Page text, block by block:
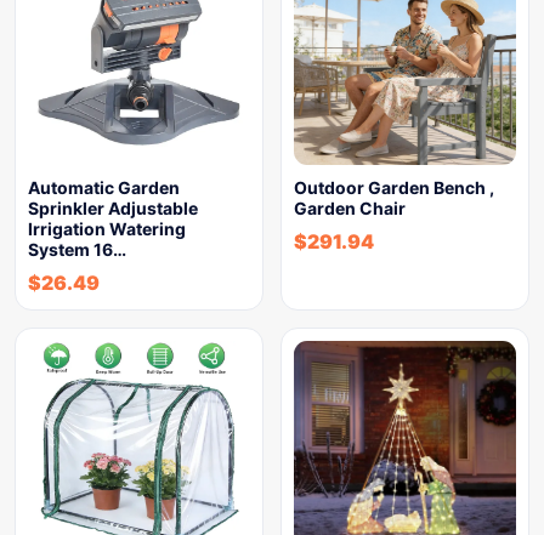
Automatic Garden
Sprinkler Adjustable
Irrigation Watering
System 16…
$26.49
Outdoor Garden Bench ,
Garden Chair
$291.94